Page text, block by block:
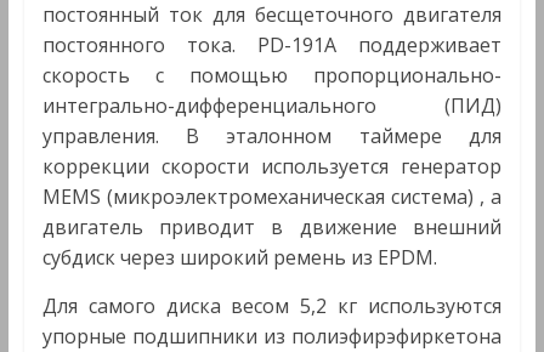
постоянный ток для бесщеточного двигателя
постоянного тока. PD-191A поддерживает
скорость с помощью пропорционально-
интегрально-дифференциального (ПИД)
управления. В эталонном таймере для
коррекции скорости используется генератор
MEMS (микроэлектромеханическая система) , а
двигатель приводит в движение внешний
субдиск через широкий ремень из EPDM.
Для самого диска весом 5,2 кг используются
упорные подшипники из полиэфирэфиркетона